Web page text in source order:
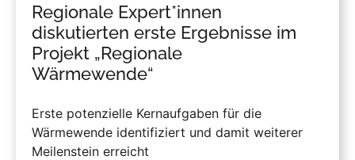
Regionale Expert*innen
diskutierten erste Ergebnisse im
Projekt „Regionale
Wärmewende“
Erste potenzielle Kernaufgaben für die
Wärmewende identifiziert und damit weiterer
Meilenstein erreicht